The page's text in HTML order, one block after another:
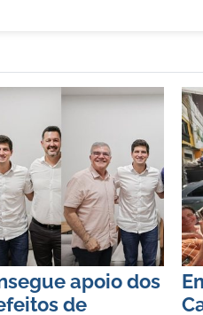
apoio dos
de